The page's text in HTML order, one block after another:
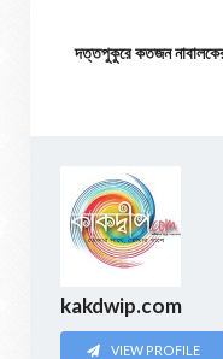
দত্তপুকুরে কতজন
kakdwip.com
VIEW PROFILE